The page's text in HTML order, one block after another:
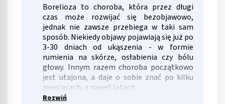
Borelioza to choroba, która przez długi
czas może rozwijać się bezobjawowo,
jednak nie zawsze przebiega w taki sam
sposób. Niekiedy objawy pojawiają się już po
3-30 dniach od ukąszenia - w formie
rumienia na skórze, osłabienia czy bólu
głowy. Innym razem choroba początkowo
jest utajona, a daje o sobie znać po kilku
miesiącach, a nawet latach.
Rozwiń